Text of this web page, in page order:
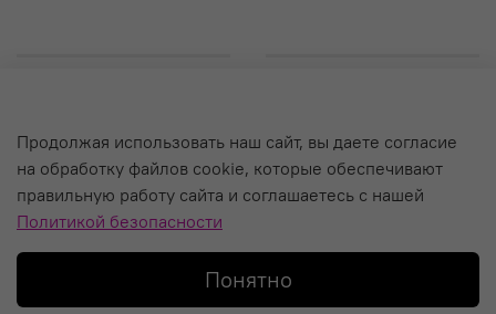
О компании
Уход за кальяном и Гарантия
Политика обработки персональных данных
Продолжая использовать наш сайт, вы даете согласие
на обработку файлов cookie, которые обеспечивают
правильную работу сайта и соглашаетесь с нашей
Политикой безопасности
Понятно